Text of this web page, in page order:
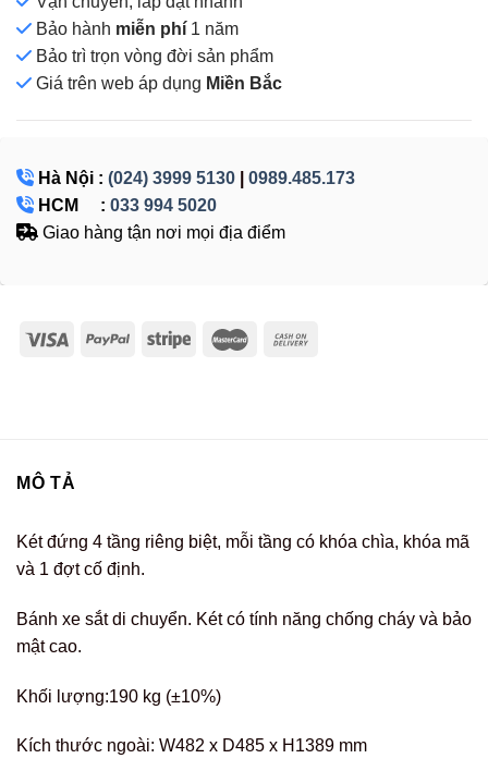
Bảo hành miễn phí 1 năm
Bảo trì trọn vòng đời sản phẩm
Giá trên web áp dụng Miền Bắc
Hà Nội : (024) 3999 5130
0989.485.173
HCM : 033 994 5020
Giao hàng tận nơi mọi địa điểm
MÔ TẢ
Két đứng 4 tầng riêng biệt, mỗi tầng có khóa chìa, khóa mã
và 1 đợt cố định.
Bánh xe sắt di chuyển. Két có tính năng chống cháy và bảo
mật cao.
Khối lượng:190 kg (±10%)
Kích thước ngoài: W482 x D485 x H1389 mm